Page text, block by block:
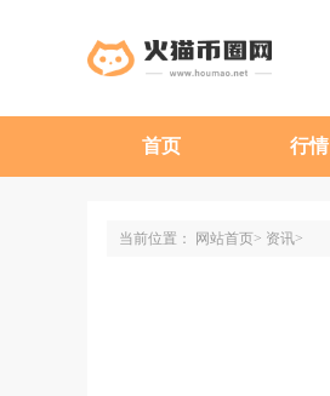
首页 行情
当前位置： 网站首页 资讯